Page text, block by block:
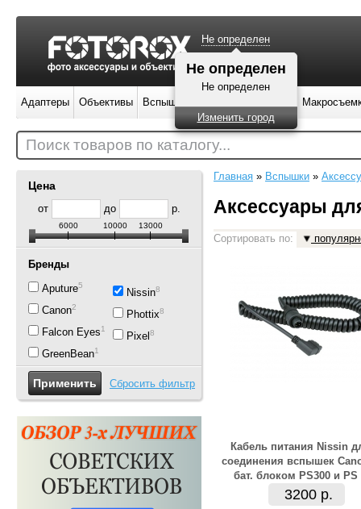
Цена
от до р.
6000 10000 13000
Бренды
Aputure5
Canon2
Falcon Eyes14
GreenBean1
Nissin8
Phottix8
Pixel8
Сбросить фильтр
Главная » Вспышки »
Аксессуары
Сортировать по:
Кабель питания Nissin
соединения вспышек
бат. блоком PS300 и PS
3200 р.
Не определен
Адаптеры Объективы Вспышки
Поиск товаров по каталогу...